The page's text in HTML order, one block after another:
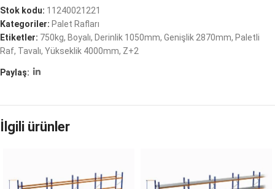
Stok kodu: 11240021221
Kategoriler: Palet Rafları
Etiketler: 750kg, Boyalı, Derinlik 1050mm, Genişlik 2870mm, Paletli
Raf, Tavalı, Yükseklik 4000mm, Z+2
Paylaş:
İlgili ürünler